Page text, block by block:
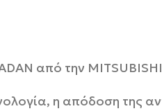
από την
η απόδοση της